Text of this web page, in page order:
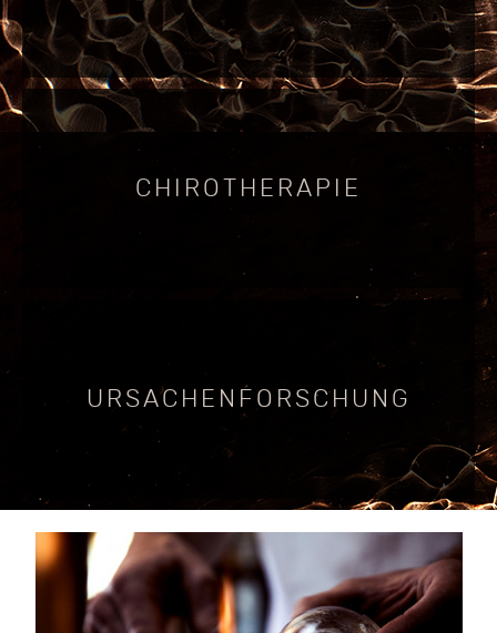
CHIROTHERAPIE
CHIROTHERAPIE / MANUELLE MEDIZIN
URSACHENFORSCHUNG
URSACHENFORSCHUNG